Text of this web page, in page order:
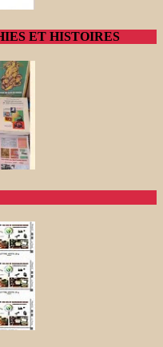
ET HISTOIRES